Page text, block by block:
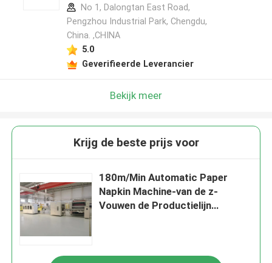
No 1, Dalongtan East Road,
Pengzhou Industrial Park, Chengdu,
China. ,CHINA
5.0
Geverifieerde Leverancier
Bekijk meer
Krijg de beste prijs voor
180m/Min Automatic Paper
Napkin Machine-van de z-
Vouwen de Productielijn